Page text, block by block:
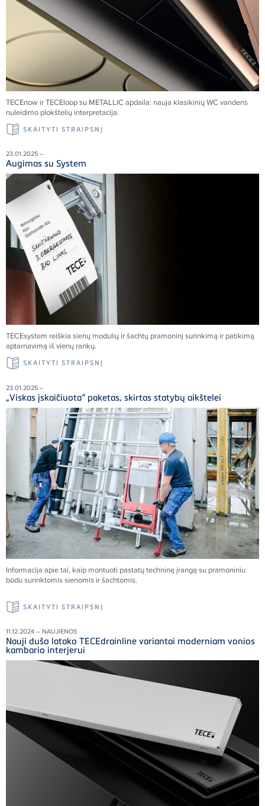
TECEnow ir TECEloop su METALLIC apdaila: nauja klasikinių WC vandens
nuleidimo plokštelių interpretacija.
SKAITYTI STRAIPSNĮ
23.01.2025 –
Augimas su System
TECEsystem reiškia sienų modulių ir šachtų pramoninį surinkimą ir patikimą
aptarnavimą iš vienų rankų.
SKAITYTI STRAIPSNĮ
23.01.2025 –
„Viskas įskaičiuota“ paketas, skirtas statybų aikštelei
Informacija apie tai, kaip montuoti pastatų techninę įrangą su pramoniniu
būdu surinktomis sienomis ir šachtomis.
SKAITYTI STRAIPSNĮ
11.12.2024 – NAUJIENOS
Nauji dušo latako TECEdrainline variantai moderniam vonios
kambario interjerui